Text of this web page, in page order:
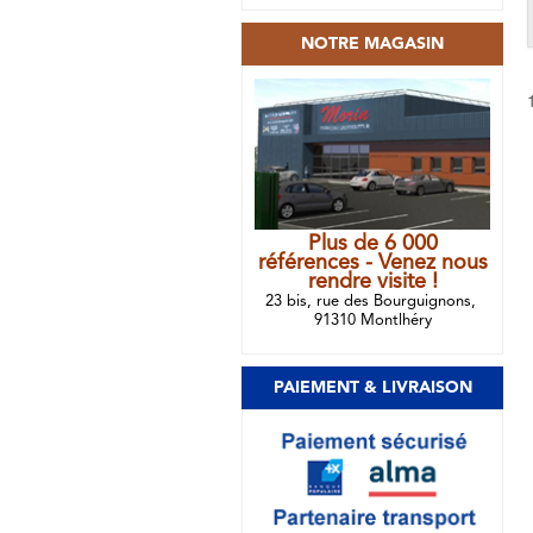
NOTRE MAGASIN
Plus de 6 000
références - Venez nous
rendre visite !
23 bis, rue des Bourguignons,
91310 Montlhéry
PAIEMENT & LIVRAISON